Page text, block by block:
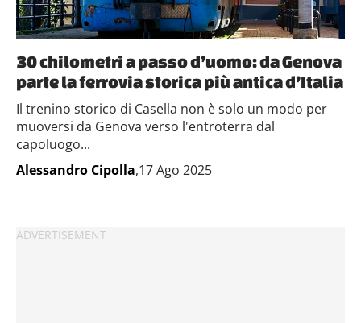
Utilizziamo i cookie per personalizzare contenuti ed
annunci, per fornire funzionalità dei social media e per
analizzare il nostro traffico. Condividiamo inoltre
informazioni sul modo in cui utilizzi il nostro sito con i
nostri partner che si occupano di analisi dei dati web,
con altre informazioni che hai fornito loro o che hanno
raccolto dal tuo utilizzo dei loro servizi.
30 chilometri a passo d’uomo: da Genova
parte la ferrovia storica più antica d’Italia
Il trenino storico di Casella non è solo un modo per
muoversi da Genova verso l'entroterra dal
capoluogo...
Alessandro Cipolla,17 Ago 2025